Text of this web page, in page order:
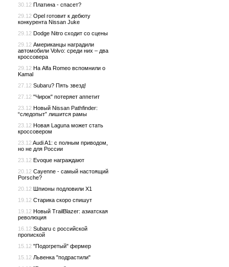
30.12 Платина - спасет?
29.12 Opel готовит к дебюту
конкурента Nissan Juke
29.12 Dodge Nitro сходит со сцены
29.12 Американцы наградили
автомобили Volvo: среди них – два
кроссовера
29.12 На Alfa Romeo вспомнили о
Kamal
27.12 Subaru? Пять звезд!
27.12 "Чирок" потеряет аппетит
23.12 Новый Nissan Pathfinder:
“следопыт” лишится рамы
23.12 Новая Laguna может стать
кроссовером
23.12 Audi A1: с полным приводом,
но не для России
23.12 Evoque награждают
20.12 Cayenne - самый настоящий
Porsche?
20.12 Шпионы подловили Х1
19.12 Старика скоро спишут
19.12 Новый TrailBlazer: азиатская
революция
16.12 Subaru с российской
пропиской
15.12 "Подогретый" фермер
15.12 Львенка "подрастили"